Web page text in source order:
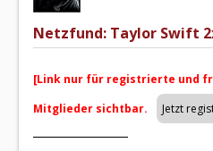
Netzfund: Taylor Swift
[Link nur für registrierte und
Mitglieder sichtbar.